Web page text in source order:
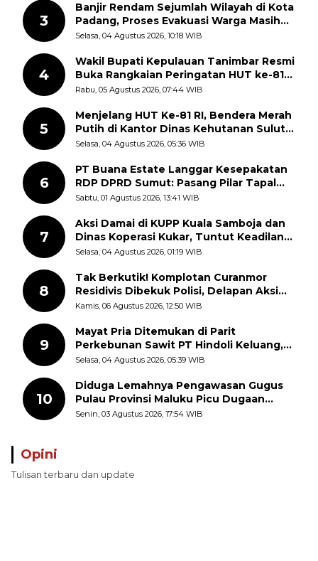
3
Banjir Rendam Sejumlah Wilayah di Kota
Padang, Proses Evakuasi Warga Masih
Berlangsung
Selasa, 04 Agustus 2026, 10:18 WIB
4
Wakil Bupati Kepulauan Tanimbar Resmi
Buka Rangkaian Peringatan HUT ke-81
Kemerdekaan RI, ASN Diajak Perkuat
Rabu, 05 Agustus 2026, 07:44 WIB
5
Menjelang HUT Ke-81 RI, Bendera Merah
Putih di Kantor Dinas Kehutanan Sulut
Disorot Warga
Selasa, 04 Agustus 2026, 05:36 WIB
6
PT Buana Estate Langgar Kesepakatan
RDP DPRD Sumut: Pasang Pilar Tapal
Batas Sepihak Tanpa Libatkan
Sabtu, 01 Agustus 2026, 13:41 WIB
7
Aksi Damai di KUPP Kuala Samboja dan
Dinas Koperasi Kukar, Tuntut Keadilan
dan Kesempatan Kerja yang Adil
Selasa, 04 Agustus 2026, 01:19 WIB
8
Tak Berkutik! Komplotan Curanmor
Residivis Dibekuk Polisi, Delapan Aksi
Curanmor Di Candipuro Terungkap
Kamis, 06 Agustus 2026, 12:50 WIB
9
Mayat Pria Ditemukan di Parit
Perkebunan Sawit PT Hindoli Keluang,
Polisi Selidiki Penyebab Kematian
Selasa, 04 Agustus 2026, 05:39 WIB
10
Diduga Lemahnya Pengawasan Gugus
Pulau Provinsi Maluku Picu Dugaan
Pungli terhadap Nelayan Bale-Bale di
Senin, 03 Agustus 2026, 17:54 WIB
Opini
Tulisan terbaru dan update